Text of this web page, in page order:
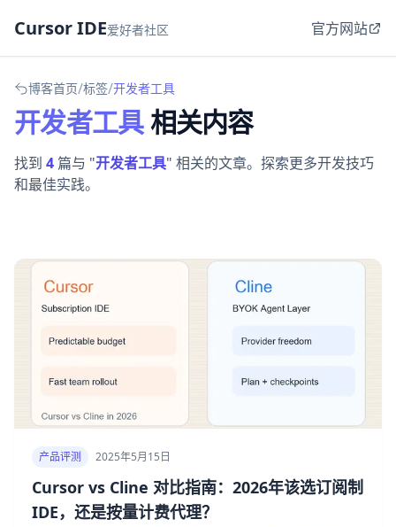
Cursor IDE爱好者社区 官方网站
博客首页/标签/开发者工具
开发者工具相关内容
找到 4篇与 "开发者工具" 相关的文章。探索更多开发技巧
和最佳实践。
产品评测 2025年5月15日
Cursor vs Cline 对比指南：2026年该选订阅制
IDE，还是按量计费代理？